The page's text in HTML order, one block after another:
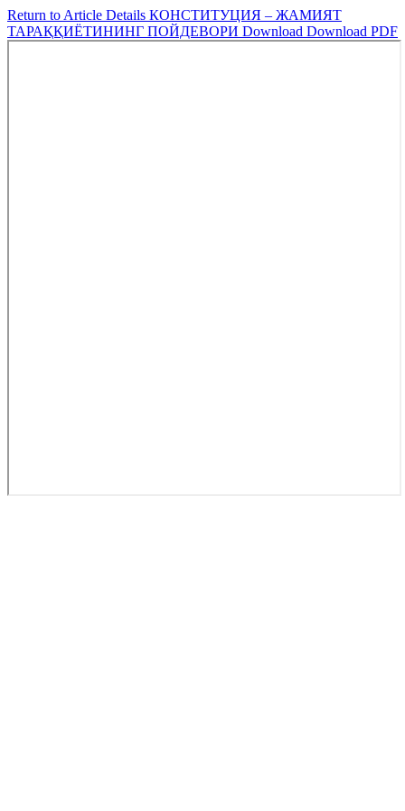
Return to Article Details КОНСТИТУЦИЯ – ЖАМИЯТ
ТАРАҚҚИЁТИНИНГ ПОЙДЕВОРИ Download Download PDF